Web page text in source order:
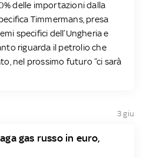
delle importazioni dalla
Timmermans, presa
specifici dell’Ungheria e
riguarda il petrolio che
nel prossimo futuro “ci sarà
3 giu
gas russo in euro,